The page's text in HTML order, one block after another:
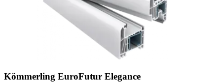
Kömmerling EuroFutur Elegance